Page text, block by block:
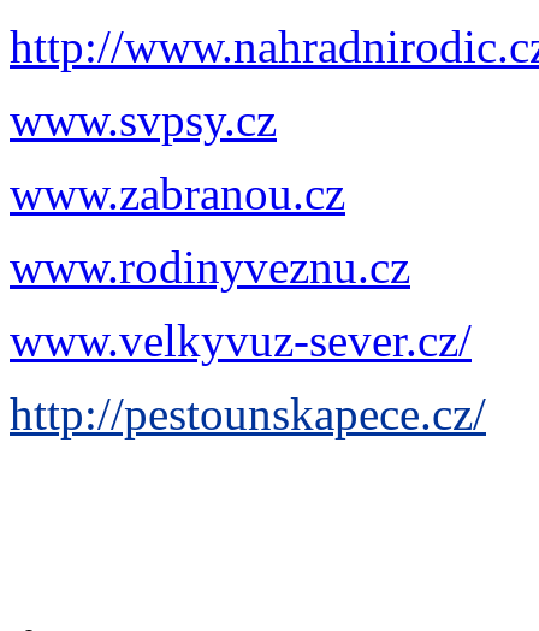
http://
www.svpsy.cz
www.zabranou.cz
www.rodinyveznu.cz
www.velkyvuz-sever.cz/
http://pestounskapece.cz/